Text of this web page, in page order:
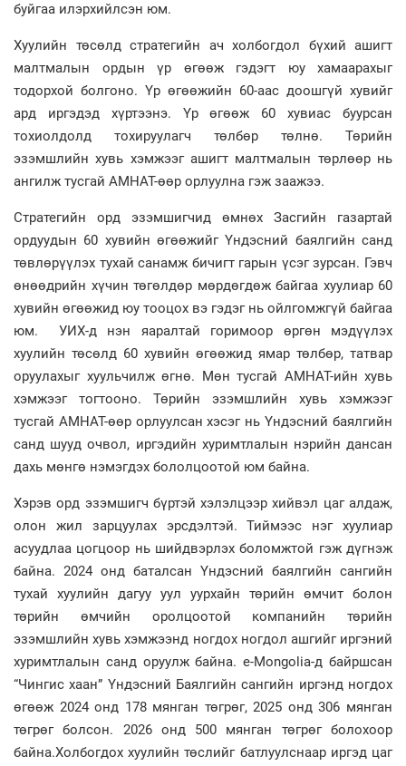
буйгаа илэрхийлсэн юм.
Хуулийн төсөлд стратегийн ач холбогдол бүхий ашигт
малтмалын ордын үр өгөөж гэдэгт юу хамаарахыг
тодорхой болгоно. Үр өгөөжийн 60-аас доошгүй хувийг
ард иргэдэд хүртээнэ. Үр өгөөж 60 хувиас буурсан
тохиолдолд тохируулагч төлбөр төлнө. Төрийн
эзэмшлийн хувь хэмжээг ашигт малтмалын төрлөөр нь
ангилж тусгай АМНАТ-өөр орлуулна гэж заажээ.
Стратегийн орд эзэмшигчид өмнөх Засгийн газартай
ордуудын 60 хувийн өгөөжийг Үндэсний баялгийн санд
төвлөрүүлэх тухай санамж бичигт гарын үсэг зурсан. Гэвч
өнөөдрийн хүчин төгөлдөр мөрдөгдөж байгаа хуулиар 60
хувийн өгөөжид юу тооцох вэ гэдэг нь ойлгомжгүй байгаа
юм. УИХ-д нэн яаралтай горимоор өргөн мэдүүлэх
хуулийн төсөлд 60 хувийн өгөөжид ямар төлбөр, татвар
оруулахыг хуульчилж өгнө. Мөн тусгай АМНАТ-ийн хувь
хэмжээг тогтооно. Төрийн эзэмшлийн хувь хэмжээг
тусгай АМНАТ-өөр орлуулсан хэсэг нь Үндэсний баялгийн
санд шууд очвол, иргэдийн хуримтлалын нэрийн дансан
дахь мөнгө нэмэгдэх бололцоотой юм байна.
Хэрэв орд эзэмшигч бүртэй хэлэлцээр хийвэл цаг алдаж,
олон жил зарцуулах эрсдэлтэй. Тиймээс нэг хуулиар
асуудлаа цогцоор нь шийдвэрлэх боломжтой гэж дүгнэж
байна. 2024 онд баталсан Үндэсний баялгийн сангийн
тухай хуулийн дагуу уул уурхайн төрийн өмчит болон
төрийн өмчийн оролцоотой компанийн төрийн
эзэмшлийн хувь хэмжээнд ногдох ногдол ашгийг иргэний
хуримтлалын санд оруулж байна. e-Mongolia-д байршсан
“Чингис хаан” Үндэсний Баялгийн сангийн иргэнд ногдох
өгөөж 2024 онд 178 мянган төгрөг, 2025 онд 306 мянган
төгрөг болсон. 2026 онд 500 мянган төгрөг болохоор
байна.Холбогдох хуулийн төслийг батлуулснаар иргэд цаг